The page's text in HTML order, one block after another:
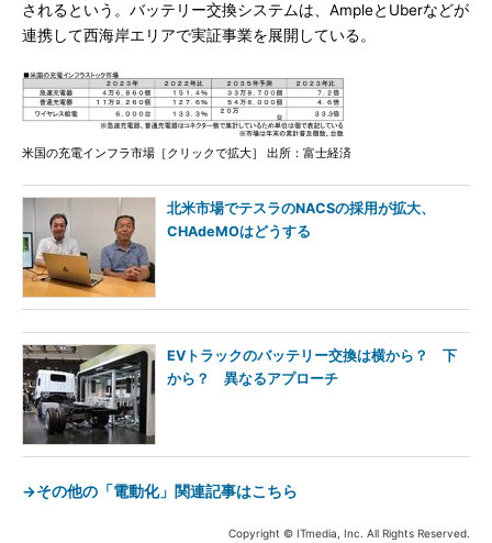
されるという。バッテリー交換システムは、AmpleとUberなどが
連携して西海岸エリアで実証事業を展開している。
米国の充電インフラ市場［クリックで拡大］ 出所：富士経済
北米市場でテスラのNACSの採用が拡大、
CHAdeMOはどうする
EVトラックのバッテリー交換は横から？ 下
から？ 異なるアプローチ
→その他の「電動化」関連記事はこちら
Copyright © ITmedia, Inc. All Rights Reserved.